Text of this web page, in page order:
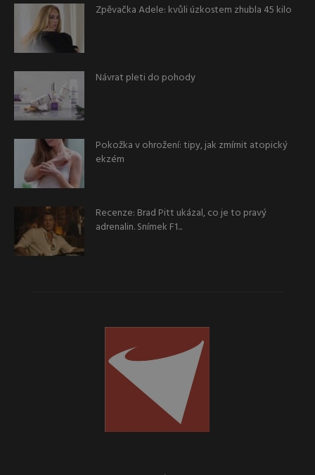
Zpěvačka Adele: kvůli úzkostem zhubla 45 kilo
Návrat pleti do pohody
Pokožka v ohrožení: tipy, jak zmírnit atopický
ekzém
Recenze: Brad Pitt ukázal, co je to pravý
adrenalin. Snímek F1...